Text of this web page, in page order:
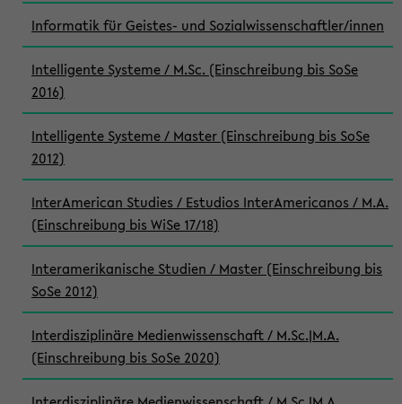
Informatik für Geistes- und Sozialwissenschaftler/innen
Intelligente Systeme / M.Sc. (Einschreibung bis SoSe
2016)
Intelligente Systeme / Master (Einschreibung bis SoSe
2012)
InterAmerican Studies / Estudios InterAmericanos / M.A.
(Einschreibung bis WiSe 17/18)
Interamerikanische Studien / Master (Einschreibung bis
SoSe 2012)
Interdisziplinäre Medienwissenschaft / M.Sc.|M.A.
(Einschreibung bis SoSe 2020)